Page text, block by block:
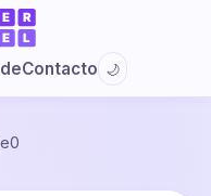
Contacto 🌙